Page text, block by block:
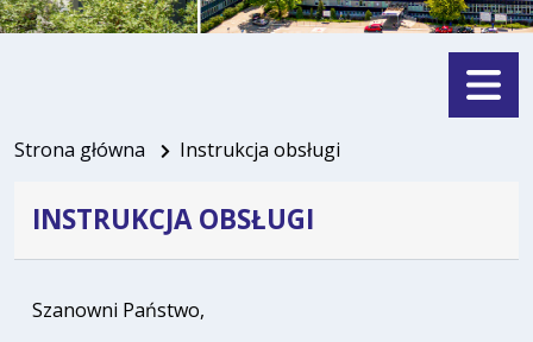
Menu
Strona główna Instrukcja obsługi
INSTRUKCJA OBSŁUGI
Szanowni Państwo,